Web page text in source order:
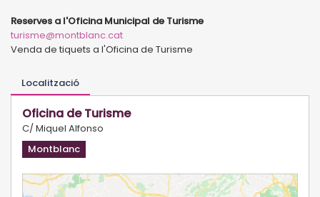
Reserves a l'Oficina Municipal de Turisme
turisme@montblanc.cat
Venda de tiquets a l'Oficina de Turisme
Localització
Oficina de Turisme
C/ Miquel Alfonso
Montblanc